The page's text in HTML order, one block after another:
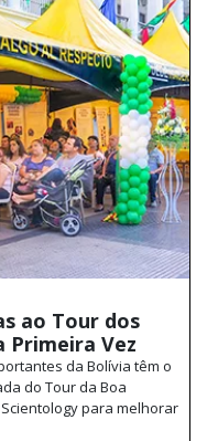
ao Tour dos
Primeira Vez
da Bolívia têm o
do Tour da Boa
para melhorar